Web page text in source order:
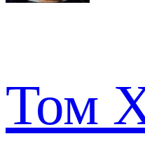
Том